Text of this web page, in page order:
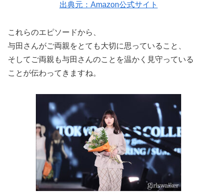
出典元：Amazon公式サイト
これらのエピソードから、
与田さんがご両親をとても大切に思っていること、
そしてご両親も与田さんのことを温かく見守っている
ことが伝わってきますね。